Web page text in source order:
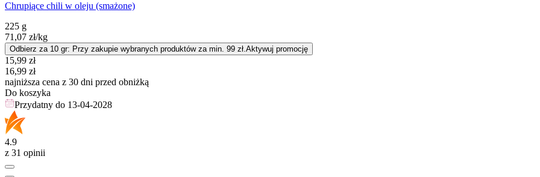
Chrupiące chili w oleju (smażone)
225 g
71,07 zł/kg
Odbierz za 10 gr: Przy zakupie wybranych produktów za min. 99 zł.Aktywuj promocję
Cena promocyjna
15,99 zł
16,99 zł
najniższa cena z 30 dni przed obniżką
Do koszyka
Przydatny do 13-04-2028
4.9
z 31 opinii